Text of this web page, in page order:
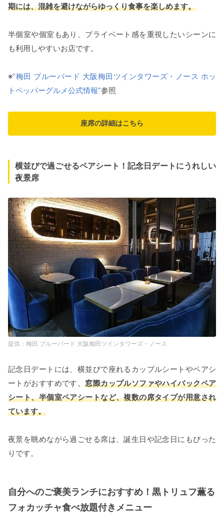
期には、混雑を避けながらゆっくり食事を楽しめます。
半個室や個室もあり、プライベート感を重視したいシーンに
も利用しやすいお店です。
※“梅田 ブルーバード 大阪梅田ツインタワーズ・ノース ホッ
トペッパーグルメ公式情報”参照
座席の詳細はこちら
横並びで過ごせるペアシート！記念日デートにうれしい
夜景席
梅田 ブルーバード 大阪梅田ツインタワーズ・ノース
記念日デートには、横並びで座れるカップルシートやペアシ
ートがおすすめです。窓際カップルソファやハイバックペア
シート、半個室ペアシートなど、複数の席タイプが用意され
ています。
夜景を眺めながら過ごせる席は、誕生日や記念日にもぴった
りです。
自分へのご褒美ランチにおすすめ！黒トリュフ薫る
フォカッチャ食べ放題付きメニュー